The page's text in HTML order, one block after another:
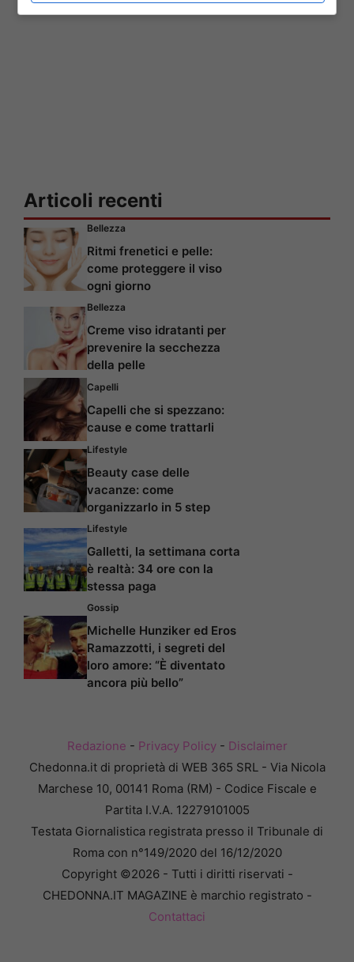
Articoli recenti
Bellezza
Ritmi frenetici e pelle:
come proteggere il viso
ogni giorno
Bellezza
Creme viso idratanti per
prevenire la secchezza
della pelle
Capelli
Capelli che si spezzano:
cause e come trattarli
Lifestyle
Beauty case delle
vacanze: come
organizzarlo in 5 step
Lifestyle
Galletti, la settimana corta
è realtà: 34 ore con la
stessa paga
Gossip
Michelle Hunziker ed Eros
Ramazzotti, i segreti del
loro amore: “È diventato
ancora più bello”
Redazione - Privacy Policy- Disclaimer
Chedonna.it di proprietà di WEB 365 SRL - Via Nicola
Marchese 10, 00141 Roma (RM) - Codice Fiscale e
Partita I.V.A. 12279101005
Testata Giornalistica registrata presso il Tribunale di
Roma con n°149/2020 del 16/12/2020
Copyright ©2026 - Tutti i diritti riservati -
CHEDONNA.IT MAGAZINE è marchio registrato -
Contattaci